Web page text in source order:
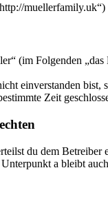
(im Folgenden „das
einverstanden
Zeit
du dem
a bleibt